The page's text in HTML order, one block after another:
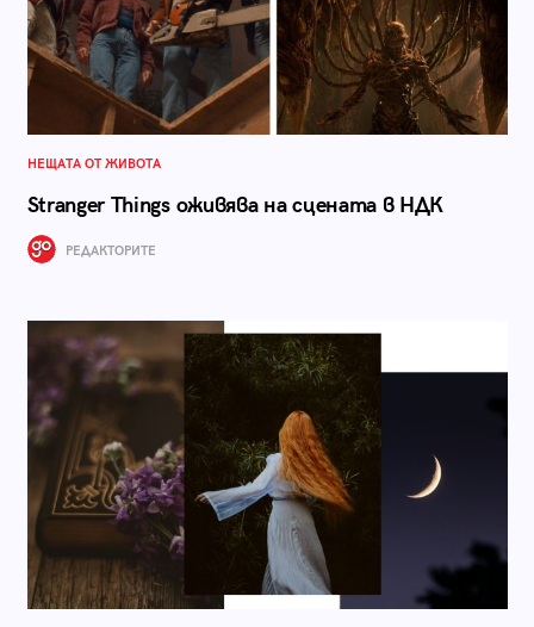
НЕЩАТА ОТ ЖИВОТА
Stranger Things оживява на сцената в НДК
РЕДАКТОРИТЕ